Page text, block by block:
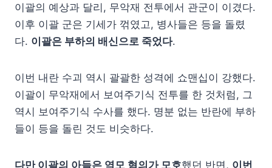
이괄의 예상과 달리, 무악재 전투에서 관군이 이겼다.
이후 이괄 군은 기세가 꺾였고, 병사들은 등을 돌렸
다. 이괄은 부하의 배신으로 죽었다.
이번 내란 수괴 역시 괄괄한 성격에 쇼맨십이 강했다.
이괄이 무악재에서 보여주기식 전투를 한 것처럼, 그
역시 보여주기식 수사를 했다. 명분 없는 반란에 부하
들이 등을 돌린 것도 비슷하다.
다만 이괄의 아들은 역모 혐의가 모호했던 반면, 이번